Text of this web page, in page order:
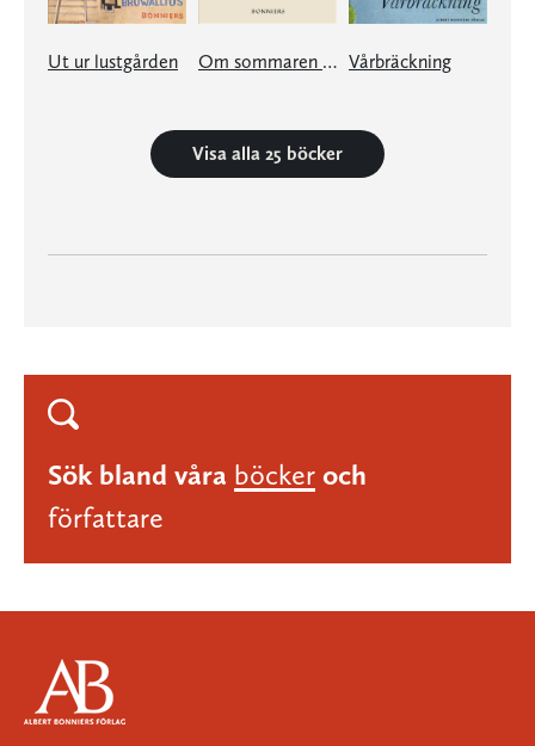
Ut ur lustgården Om sommaren sköna Vårbräckning
Visa alla 25 böcker
Sök bland våra böcker och
författare